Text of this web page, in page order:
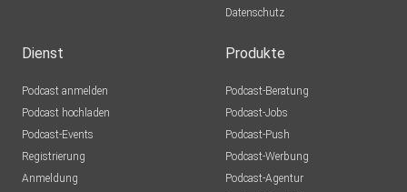
Datenschutz
Dienst
Podcast anmelden
Podcast hochladen
Podcast-Events
Registrierung
Anmeldung
Produkte
Podcast-Beratung
Podcast-Jobs
Podcast-Push
Podcast-Werbung
Podcast-Agentur